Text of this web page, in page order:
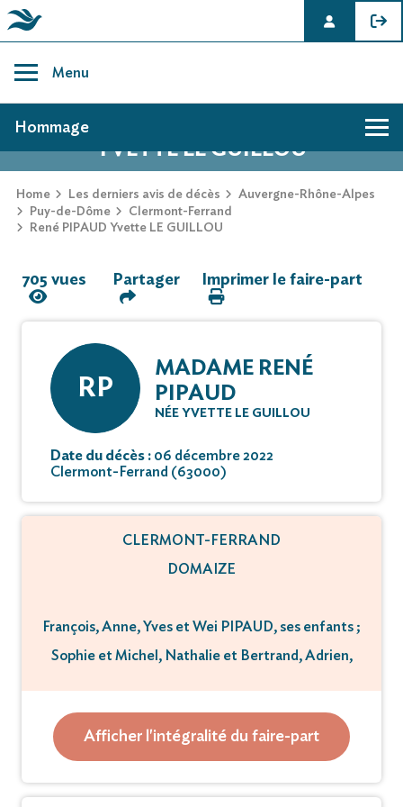
content
Menu
AVIS DE DÉCÈS DE RENÉ PIPAUD
YVETTE LE GUILLOU
Home Les derniers avis de décès
Auvergne-Rhône-Alpes
Puy-de-Dôme
Clermont-Ferrand
René PIPAUD Yvette LE GUILLOU
Hommage
Faire-part
705 vues Partager Imprimer le faire-part
RP
MADAME RENÉ
PIPAUD
NÉE YVETTE LE GUILLOU
Date du décès : 06 décembre 2022
Clermont-Ferrand (63000)
CLERMONT-FERRAND
DOMAIZE
François, Anne, Yves et Wei PIPAUD, ses enfants ;
Sophie et Michel, Nathalie et Bertrand, Adrien,
Justine, Capucine, Malo, Thaïs, Alba,
Jeanne et Gabriel, ses arrière-petits-enfants ;
Afficher l'intégralité du faire-part